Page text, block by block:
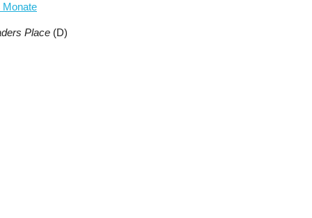
Monate
Place (D)